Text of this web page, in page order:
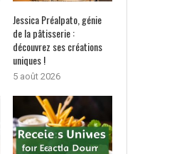
Jessica Préalpato, génie
de la pâtisserie :
découvrez ses créations
uniques !
5 août 2026